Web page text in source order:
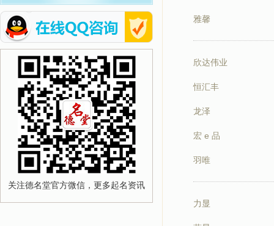
关注德名堂官方微信，更多起名资讯
雅馨
欣达伟业
恒汇丰
龙泽
宏 e 品
羽唯
力显